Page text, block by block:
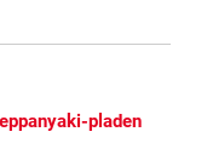
pladen